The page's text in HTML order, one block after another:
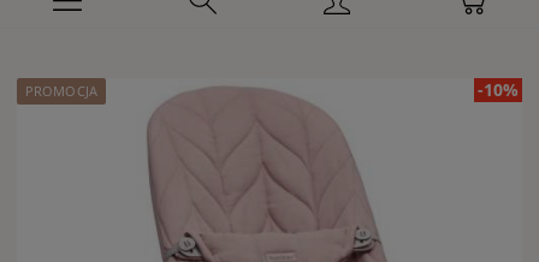
PROMOCJA -10%